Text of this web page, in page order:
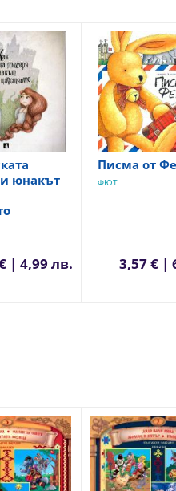
юнакът
| 4,99 лв.
Писма от
ФЮТ
3,57 € |